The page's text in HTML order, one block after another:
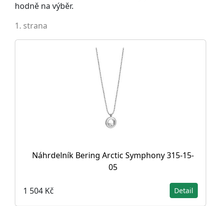
hodně na výběr.
1. strana
Náhrdelník Bering Arctic Symphony 315-15-
05
1 504 Kč Detail